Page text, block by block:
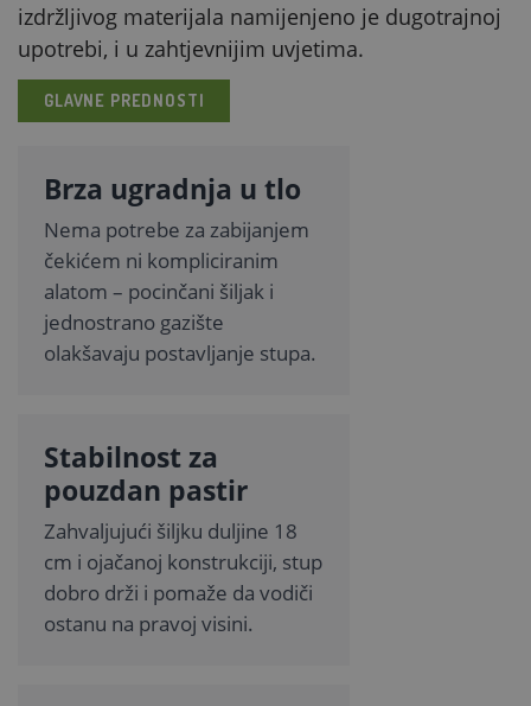
izdržljivog materijala namijenjeno je dugotrajnoj
upotrebi, i u zahtjevnijim uvjetima.
GLAVNE PREDNOSTI
Brza ugradnja u tlo
Nema potrebe za zabijanjem
čekićem ni kompliciranim
alatom – pocinčani šiljak i
jednostrano gazište
olakšavaju postavljanje stupa.
Stabilnost za
pouzdan pastir
Zahvaljujući šiljku duljine 18
cm i ojačanoj konstrukciji, stup
dobro drži i pomaže da vodiči
ostanu na pravoj visini.